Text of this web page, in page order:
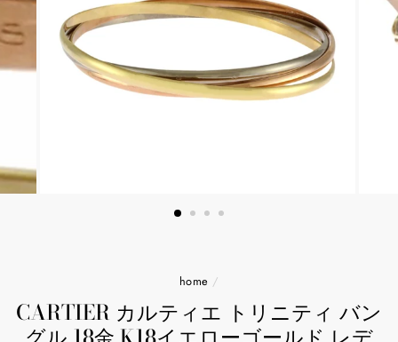
home /
CARTIER カルティエ トリニティ バン